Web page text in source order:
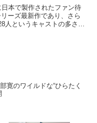
本で製作されたファン待
ーズ最新作であり、さら
人というキャストの多さか
寛のワイルドな“ひらたく